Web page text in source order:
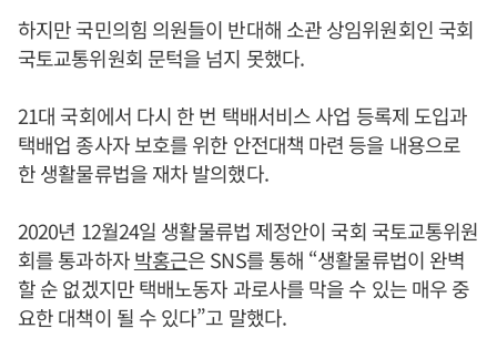
하지만 국민의힘 의원들이 반대해 소관 상임위원회인 국회
국토교통위원회 문턱을 넘지 못했다.
21대 국회에서 다시 한 번 택배서비스 사업 등록제 도입과
택배업 종사자 보호를 위한 안전대책 마련 등을 내용으로
한 생활물류법을 재차 발의했다.
2020년 12월24일 생활물류법 제정안이 국회 국토교통위원
회를 통과하자박홍근은 SNS를 통해 “생활물류법이 완벽
할 순 없겠지만 택배노동자 과로사를 막을 수 있는 매우 중
요한 대책이 될 수 있다”고 말했다.